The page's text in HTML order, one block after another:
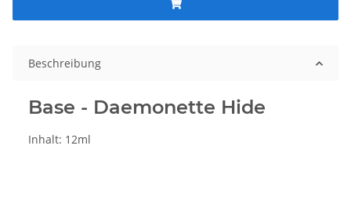
Beschreibung
Base - Daemonette Hide
Inhalt: 12ml